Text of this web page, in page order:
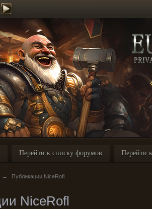
Перейти к списку форумов Перейти
→ Публикации NiceRofl
NiceRofl